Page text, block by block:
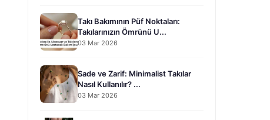
Takı Bakımının Püf Noktaları:
Takılarınızın Ömrünü U...
03 Mar 2026
Sade ve Zarif: Minimalist Takılar
Nasıl Kullanılır? ...
03 Mar 2026